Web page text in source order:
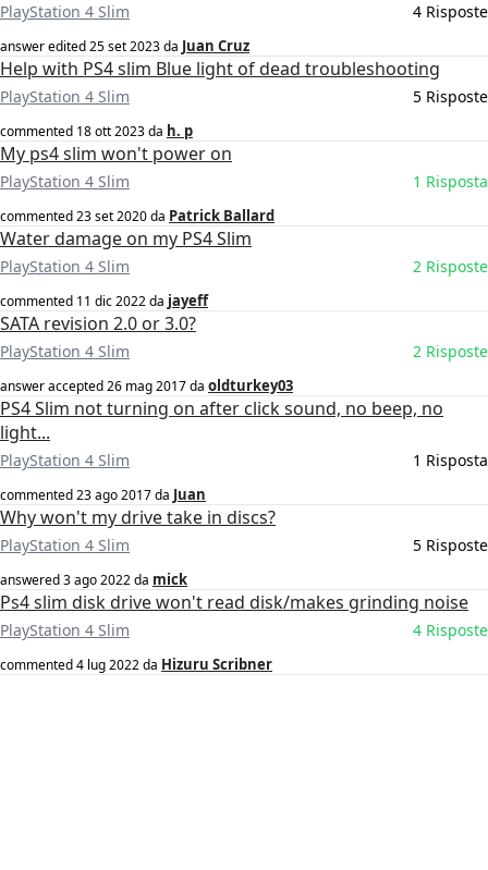
PlayStation 4 Slim 4 Risposte
answer edited25 set 2023da Juan Cruz
Help with PS4 slim Blue light of dead troubleshooting
PlayStation 4 Slim 5 Risposte
commented 18 ott 2023da h. p
My ps4 slim won't power on
PlayStation 4 Slim 1 Risposta
commented23 set 2020da Patrick Ballard
Water damage on my PS4 Slim
PlayStation 4 Slim 2 Risposte
commented 11 dic 2022da jayeff
SATA revision 2.0 or 3.0?
PlayStation 4 Slim 2 Risposte
answer accepted26 mag 2017da oldturkey03
PS4 Slim not turning on after click sound, no beep, no
light...
PlayStation 4 Slim 1 Risposta
commented23 ago 2017da Juan
Why won't my drive take in discs?
PlayStation 4 Slim 5 Risposte
answered3 ago 2022da mick
Ps4 slim disk drive won't read disk/makes grinding noise
PlayStation 4 Slim 4 Risposte
commented4 lug 2022da Hizuru Scribner